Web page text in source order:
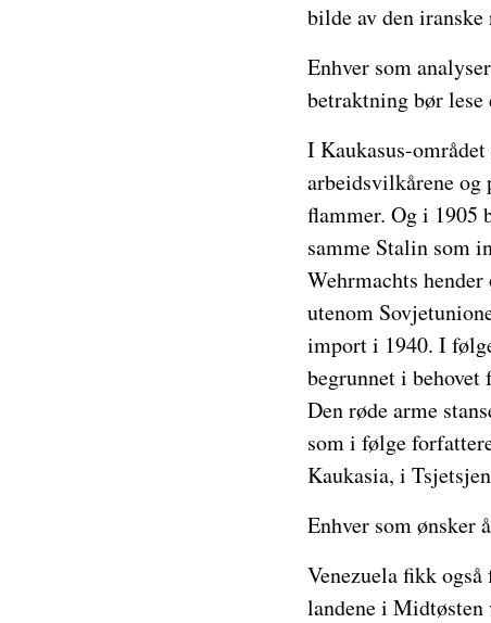
bilde av den
Enhver som
betraktning bør lese
I Kaukasus-
arbeidsvilkårene
flammer. Og i 1905
samme Stalin som
Wehrmachts
utenom
import i 1940. I
begrunnet i
Den røde arme
som i følge
Kaukasia, i
Enhver som ønsker
Venezuela fikk
landene i